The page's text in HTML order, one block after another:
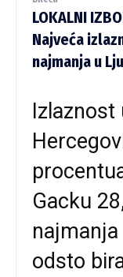
LOKALNI
Najveća
najmanja u
Izlaznost
Gacku
odsto